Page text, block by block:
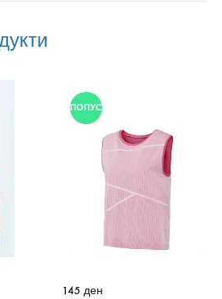
ПОПУСТ
145 ден